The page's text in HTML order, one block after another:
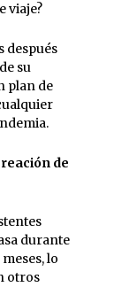
viaje?
después
su
plan de
de
durante
lo
otros